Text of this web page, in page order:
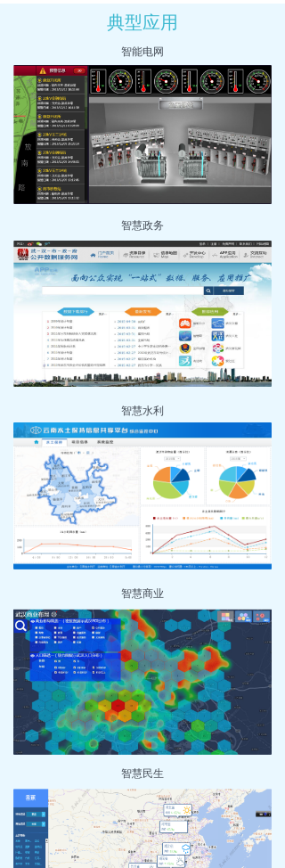
典型应用
智慧水利
智慧政务
智能电网
智慧商业
智慧民生